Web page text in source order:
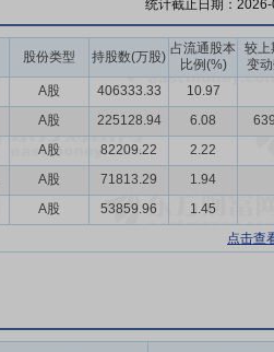
统计截止日期：
股份类型 持股数(万股)
占流通股本
比例(%)
较上
变
A股 406333.33
10.97
A股 225128.94 6.08
A股 82209.22
2.22
A股 71813.29
1.94
A股 53859.96
1.45
点击查